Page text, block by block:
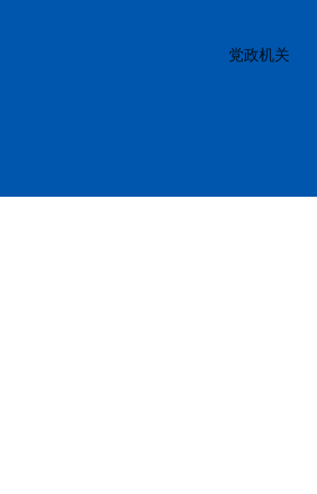
党政机关